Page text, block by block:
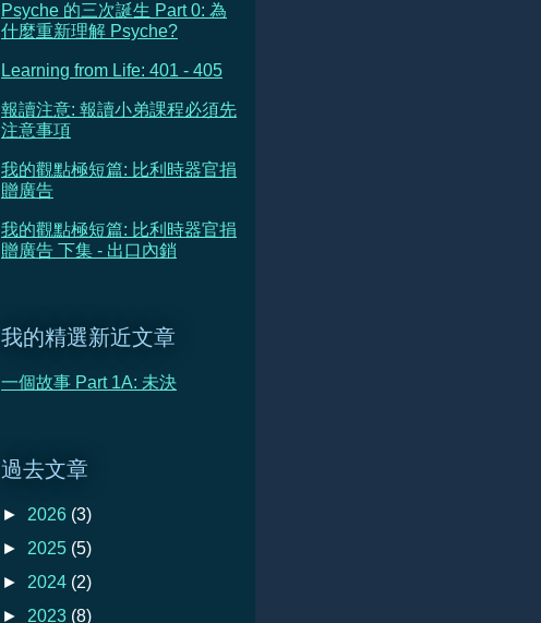
Psyche 的三次誕生 Part 0: 為
什麼重新理解 Psyche?
Learning from Life: 401 - 405
報讀注意: 報讀小弟課程必須先
注意事項
我的觀點極短篇: 比利時器官捐
贈廣告
我的觀點極短篇: 比利時器官捐
贈廣告 下集 - 出口內銷
我的精選新近文章
一個故事 Part 1A: 未決
過去文章
► 2026 (3)
► 2025 (5)
► 2024 (2)
► 2023 (8)